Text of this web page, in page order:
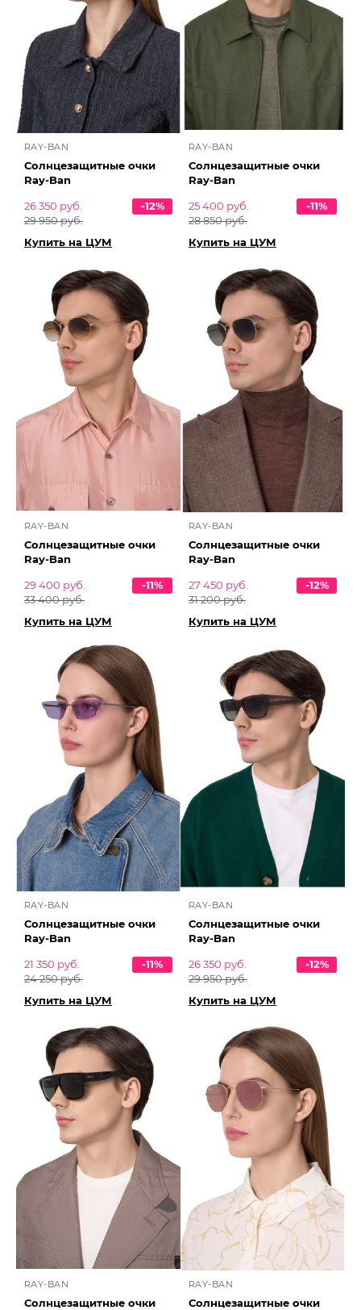
RAY-BAN
Солнцезащитные очки
Ray-Ban
26 350 руб.
29 950 руб.
-12%
Купить на ЦУМ
RAY-BAN
Солнцезащитные очки
Ray-Ban
25 400 руб.
28 850 руб.
-11%
Купить на ЦУМ
RAY-BAN
Солнцезащитные очки
Ray-Ban
29 400 руб.
33 400 руб.
-11%
Купить на ЦУМ
RAY-BAN
Солнцезащитные очки
Ray-Ban
27 450 руб.
31 200 руб.
-12%
Купить на ЦУМ
RAY-BAN
Солнцезащитные очки
Ray-Ban
21 350 руб.
24 250 руб.
-11%
Купить на ЦУМ
RAY-BAN
Солнцезащитные очки
Ray-Ban
26 350 руб.
29 950 руб.
-12%
Купить на ЦУМ
RAY-BAN
Солнцезащитные очки
RAY-BAN
Солнцезащитные очки